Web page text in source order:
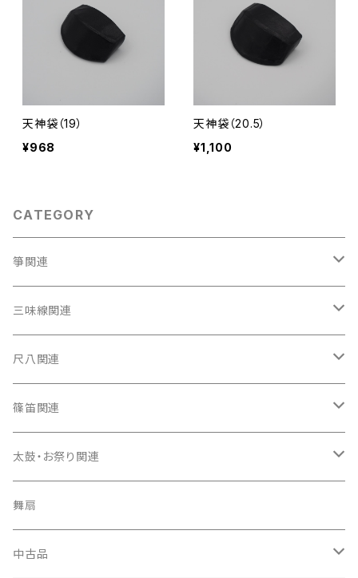
天神袋（19）
¥968
天神袋（20.5）
¥1,100
CATEGORY
箏関連
箏（本体）
箏カバー
箏袋
口前袋・尾布
爪・爪輪
爪入
三味線関連
三味線（本体）
三味線ケース
長トランク・三ツ折トランク
ソフトケース
雨用カバー
長袋・三ツ組袋・胴袋
胴掛
尺八関連
尺八（本体）
尺八袋
歌口キャップ
つゆ切り
篠笛関連
篠笛（本体）
お祭り用６穴
お祭り用７穴
篠笛袋
太鼓・お祭り関連
太鼓（本体）
太鼓撥
舞扇
中古品